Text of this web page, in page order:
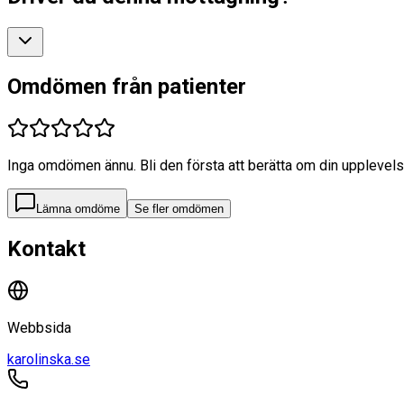
Omdömen från patienter
Inga omdömen ännu. Bli den första att berätta om din
Lämna omdöme Se fler omdömen
Kontakt
Webbsida
karolinska.se